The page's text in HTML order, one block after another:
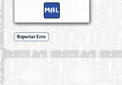
Reportar Erro